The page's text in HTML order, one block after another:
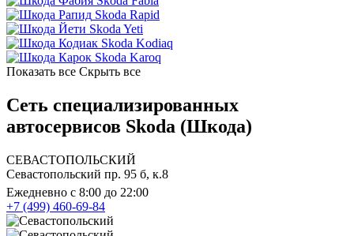
Skoda Rapid
Skoda Yeti
Skoda Kodiaq
Skoda Karoq
Показать все Скрыть все
Сеть специализированных
автосервисов Skoda (Шкода)
СЕВАСТОПОЛЬСКИЙ
Севастопольский пр. 95 б, к.8
Ежедневно с 8:00 до 22:00
+7 (499) 460-69-84